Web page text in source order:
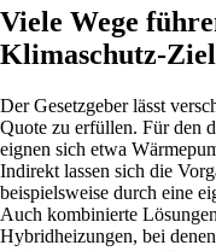
Viele Wege
Klimaschutz-Ziel
Der Gesetzgeber lässt
Quote zu erfüllen. Für den
eignen sich etwa
Indirekt lassen sich die
beispielsweise durch eine
Auch kombinierte
Hybridheizungen, bei